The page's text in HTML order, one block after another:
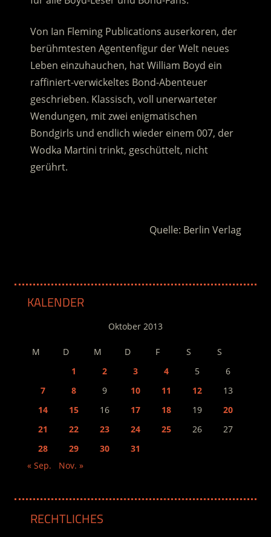
Von Ian Fleming Publications auserkoren, der
berühmtesten Agentenfigur der Welt neues
Leben einzuhauchen, hat William Boyd ein
raffiniert-verwickeltes Bond-Abenteuer
geschrieben. Klassisch, voll unerwarteter
Wendungen, mit zwei enigmatischen
Bondgirls und endlich wieder einem 007, der
Wodka Martini trinkt, geschüttelt, nicht
gerührt.
Quelle: Berlin Verlag
KALENDER
Oktober 2013
M D M D F S
S
1
2 3 4 5
6
7
8 9 10 11 12
13
14
15 16 17 18 19
20
21
22 23 24 25 26
27
28
29 30
31
« Sep.
Nov. »
RECHTLICHES